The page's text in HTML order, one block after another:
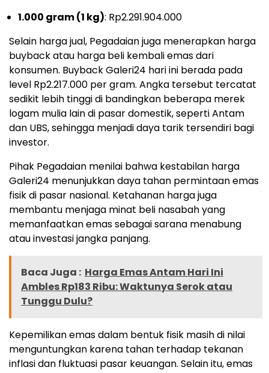
1.000 gram (1 kg): Rp2.291.904.000
Selain harga jual, Pegadaian juga menerapkan harga
buyback atau harga beli kembali emas dari
konsumen. Buyback Galeri24 hari ini berada pada
level Rp2.217.000 per gram. Angka tersebut tercatat
sedikit lebih tinggi di bandingkan beberapa merek
logam mulia lain di pasar domestik, seperti Antam
dan UBS, sehingga menjadi daya tarik tersendiri bagi
investor.
Pihak Pegadaian menilai bahwa kestabilan harga
Galeri24 menunjukkan daya tahan permintaan emas
fisik di pasar nasional. Ketahanan harga juga
membantu menjaga minat beli nasabah yang
memanfaatkan emas sebagai sarana menabung
atau investasi jangka panjang.
Baca Juga : Harga Emas Antam Hari Ini
Ambles Rp183 Ribu: Waktunya Serok atau
Tunggu Dulu?
Kepemilikan emas dalam bentuk fisik masih di nilai
menguntungkan karena tahan terhadap tekanan
inflasi dan fluktuasi pasar keuangan. Selain itu, emas